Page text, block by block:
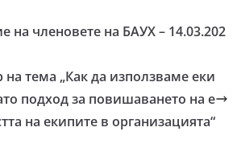
на членовете на БАУХ – 14.03.202
на тема „Как да използваме еки
подход за повишаването на е
на екипите в организацията“